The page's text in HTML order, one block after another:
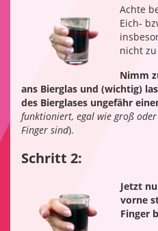
Achte
Eich-
nicht zu
Nimm
ans Bierglas und (wichtig)
des Bierglases ungefähr
funktioniert, egal wie groß
Finger sind).
Schritt 2:
Jetzt
vorne
Finger